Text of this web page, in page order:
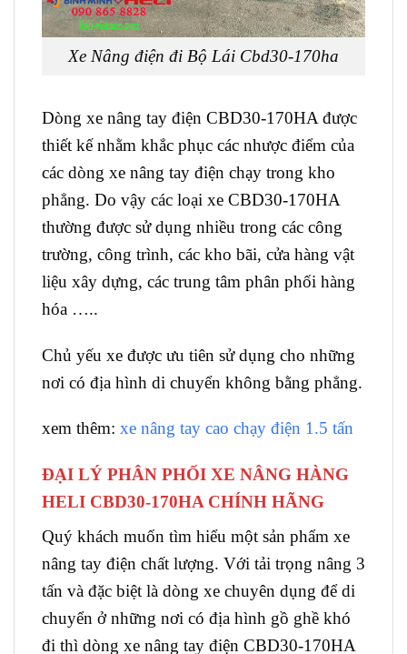
Xe Nâng điện đi Bộ Lái Cbd30-170ha
Dòng xe nâng tay điện CBD30-170HA được
thiết kế nhằm khắc phục các nhược điểm của
các dòng xe nâng tay điện chạy trong kho
phẳng. Do vậy các loại xe CBD30-170HA
thường được sử dụng nhiều trong các công
trường, công trình, các kho bãi, cửa hàng vật
liệu xây dựng, các trung tâm phân phối hàng
hóa …..
Chủ yếu xe được ưu tiên sử dụng cho những
nơi có địa hình di chuyển không bằng phẳng.
xem thêm: xe nâng tay cao chạy điện 1.5 tấn
ĐẠI LÝ PHÂN PHỐI XE NÂNG HÀNG
HELI CBD30-170HA CHÍNH HÃNG
Quý khách muốn tìm hiểu một sản phẩm xe
nâng tay điện chất lượng. Với tải trọng nâng 3
tấn và đặc biệt là dòng xe chuyên dụng để di
chuyển ở những nơi có địa hình gồ ghề khó
đi thì dòng xe nâng tay điện CBD30-170HA